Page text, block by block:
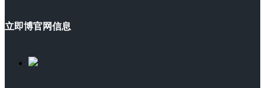
立即博官网信息